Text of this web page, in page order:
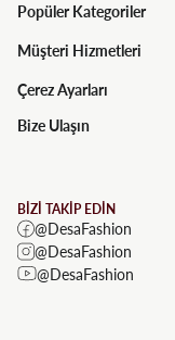
Popüler Kategoriler
Müşteri Hizmetleri
Çerez Ayarları
Bize Ulaşın
BİZİ TAKİP EDİN
@DesaFashion
@DesaFashion
@DesaFashion